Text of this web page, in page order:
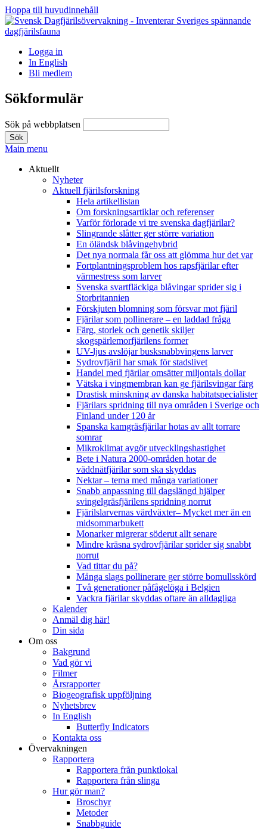
Hoppa till huvudinnehåll
Logga in
In English
Bli medlem
Sökformulär
Sök på webbplatsen
Main menu
Aktuellt
Nyheter
Aktuell fjärilsforskning
Hela artikellistan
Om forskningsartiklar och referenser
Varför förlorade vi tre svenska dagfjärilar?
Slingrande slåtter ger större variation
En öländsk blåvingehybrid
Det nya normala får oss att glömma hur det var
Fortplantningsproblem hos rapsfjärilar efter
värmestress som larver
Svenska svartfläckiga blåvingar sprider sig i
Storbritannien
Förskjuten blomning som försvar mot fjäril
Fjärilar som pollinerare – en laddad fråga
Färg, storlek och genetik skiljer
skogspärlemorfjärilens former
UV-ljus avslöjar busksnabbvingens larver
Sydrovfjäril har smak för stadslivet
Handel med fjärilar omsätter miljontals dollar
Vätska i vingmembran kan ge fjärilsvingar färg
Drastisk minskning av danska habitatspecialister
Fjärilars spridning till nya områden i Sverige och
Finland under 120 år
Spanska kamgräsfjärilar hotas av allt torrare
somrar
Mikroklimat avgör utvecklingshastighet
Bete i Natura 2000-områden hotar de
väddnätfjärilar som ska skyddas
Nektar – tema med många variationer
Snabb anpassning till dagslängd hjälper
svingelgräsfjärilens spridning norrut
Fjärilslarvernas värdväxter– Mycket mer än en
midsommarbukett
Monarker migrerar söderut allt senare
Mindre kräsna sydrovfjärilar sprider sig snabbt
norrut
Vad tittar du på?
Många slags pollinerare ger större bomullsskörd
Två generationer påfågelöga i Belgien
Vackra fjärilar skyddas oftare än alldagliga
Kalender
Anmäl dig här!
Din sida
Om oss
Bakgrund
Vad gör vi
Filmer
Årsrapporter
Biogeografisk uppföljning
Nyhetsbrev
In English
Butterfly Indicators
Kontakta oss
Övervakningen
Rapportera
Rapportera från punktlokal
Rapportera från slinga
Hur gör man?
Broschyr
Metoder
Snabbguide